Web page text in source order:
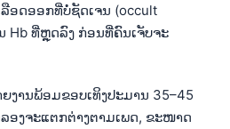
ລືອດອອກທີ່ບໍ່ຊັດເຈນ (occult
Hb ທີ່ຫຼຸດລົງ ກ່ອນທີ່ຄົນເຈັບຈະ
ງານພ້ອມຂອບເທິງປະມານ 35–45
ອງຈະແຕກຕ່າງຕາມເພດ, ຂະໜາດ